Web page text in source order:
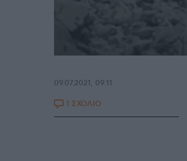
09.07.2021, 09:11
1 ΣΧΟΛΙΟ